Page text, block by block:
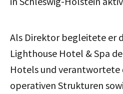
Als Direktor begleitete er
Lighthouse Hotel & Spa
Hotels und verantwortete
operativen Strukturen